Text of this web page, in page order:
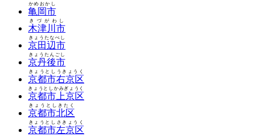
亀岡市
かめおかし
木津川市
きづがわし
京田辺市
きょうたなべし
京丹後市
きょうたんごし
京都市右京区
きょうとしうきょうく
京都市上京区
きょうとしかみぎょうく
京都市北区
きょうとしきたく
京都市左京区
きょうとしさきょうく